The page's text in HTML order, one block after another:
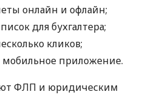
онлайн и офлайн;
для бухгалтера;
кликов;
мобильное приложение.
ФЛП и юридическим